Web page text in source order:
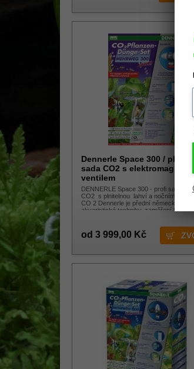
Dennerle Space 300 /
sada CO2 s
ventilem
DENNERLE Space 300 - profi sada
CO2 s plnitelnou lahví a nočním
CO 2 Dennerle je přední německý
akvaristické techniky, zaměření hlavně
od 3 999,00 Kč